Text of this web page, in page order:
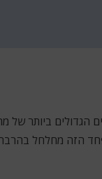
ביותר של
הזה מחלחל